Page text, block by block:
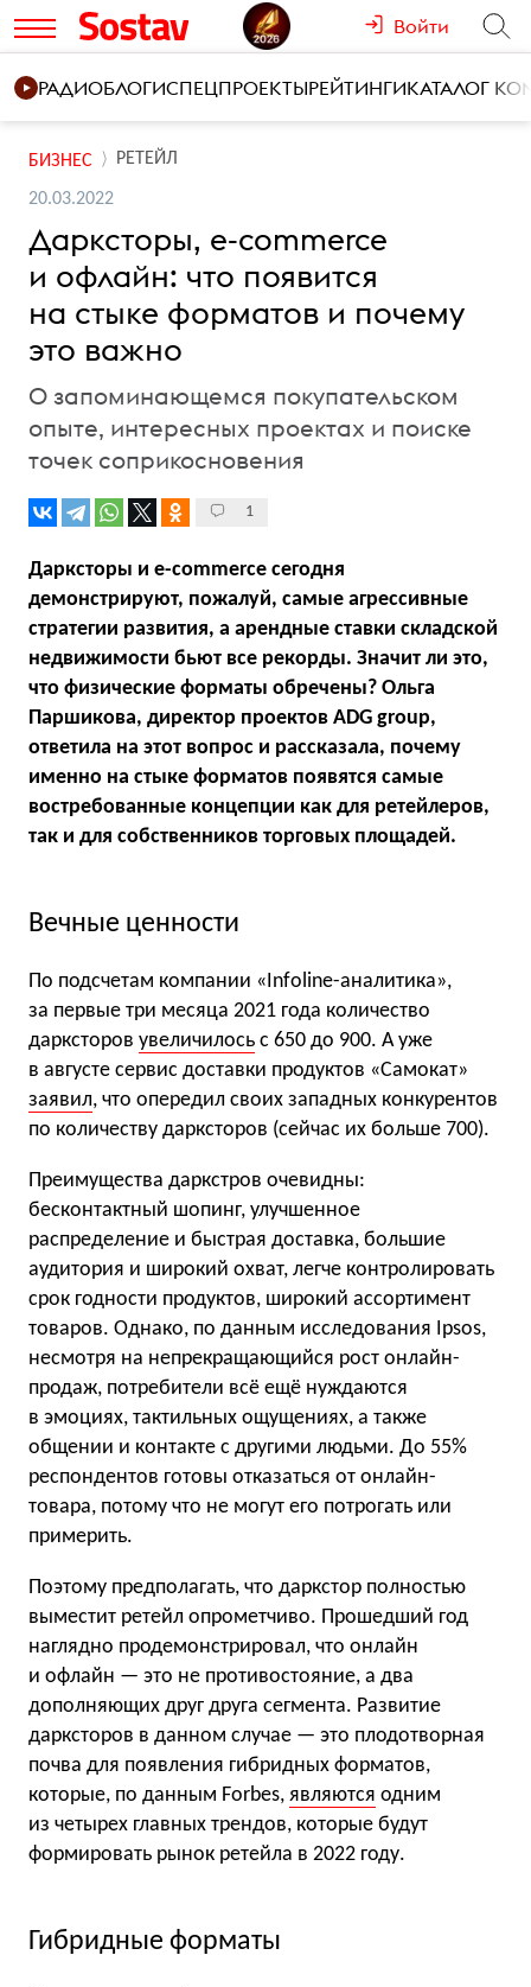
Войти
РАДИОБЛОГИСПЕЦПРОЕКТЫРЕЙТИНГИКАТАЛОГ
БИЗНЕС РЕТЕЙЛ
20.03.2022
Дарксторы, e-commerce
и офлайн: что появится
на стыке форматов и почему
это важно
О запоминающемся покупательском
опыте, интересных проектах и поиске
точек соприкосновения
1
Дарксторы и e-commerce сегодня
демонстрируют, пожалуй, самые агрессивные
стратегии развития, а арендные ставки складской
недвижимости бьют все рекорды. Значит ли это,
что физические форматы обречены? Ольга
Паршикова, директор проектов ADG group,
ответила на этот вопрос и рассказала, почему
именно на стыке форматов появятся самые
востребованные концепции как для ретейлеров,
так и для собственников торговых площадей.
Вечные ценности
По подсчетам компании «Infoline-аналитика»,
за первые три месяца 2021 года количество
дарксторов увеличилось с 650 до 900. А уже
в августе сервис доставки продуктов «Самокат»
заявил, что опередил своих западных конкурентов
по количеству дарксторов (сейчас их больше 700).
Преимущества даркстров очевидны:
бесконтактный шопинг, улучшенное
распределение и быстрая доставка, большие
аудитория и широкий охват, легче контролировать
срок годности продуктов, широкий ассортимент
товаров. Однако, по данным исследования Ipsos,
несмотря на непрекращающийся рост онлайн-
продаж, потребители всё ещё нуждаются
в эмоциях, тактильных ощущениях, а также
общении и контакте с другими людьми. До 55%
респондентов готовы отказаться от онлайн-
товара, потому что не могут его потрогать или
примерить.
Поэтому предполагать, что даркстор полностью
выместит ретейл опрометчиво. Прошедший год
наглядно продемонстрировал, что онлайн
и офлайн — это не противостояние, а два
дополняющих друг друга сегмента. Развитие
дарксторов в данном случае — это плодотворная
почва для появления гибридных форматов,
которые, по данным Forbes, являются одним
из четырех главных трендов, которые будут
формировать рынок ретейла в 2022 году.
Гибридные форматы